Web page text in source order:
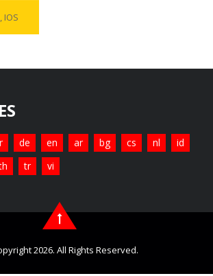
IOS
de en ar bg cs nl
id
tr vi
2026. All Rights Reserved.